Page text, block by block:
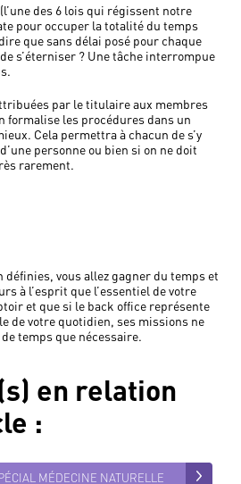
des 6 lois qui régissent notre
pour occuper la totalité du temps
que sans délai posé pour chaque
s’éterniser ? Une tâche interrompue
par le titulaire aux membres
formalise les procédures dans un
Cela permettra à chacun de s’y
personne ou bien si on ne doit
rarement.
définies, vous allez gagner du temps et
à l’esprit que l’essentiel de votre
et que si le back office représente
de votre quotidien, ses missions ne
temps que nécessaire.
en relation
:
MÉDECINE NATURELLE